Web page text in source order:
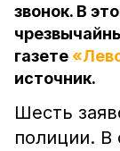
звонок. В
газете
источник.
Шесть
полиции. В